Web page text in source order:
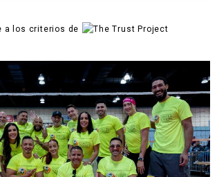
a los criterios de